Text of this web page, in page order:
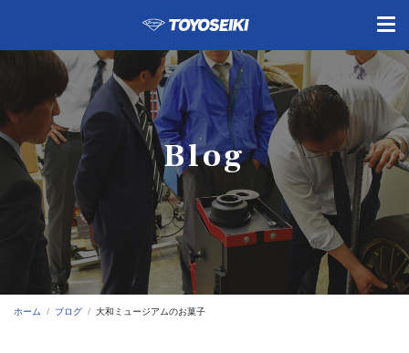
Blog
ホーム ブログ 大和ミュージアムのお菓子